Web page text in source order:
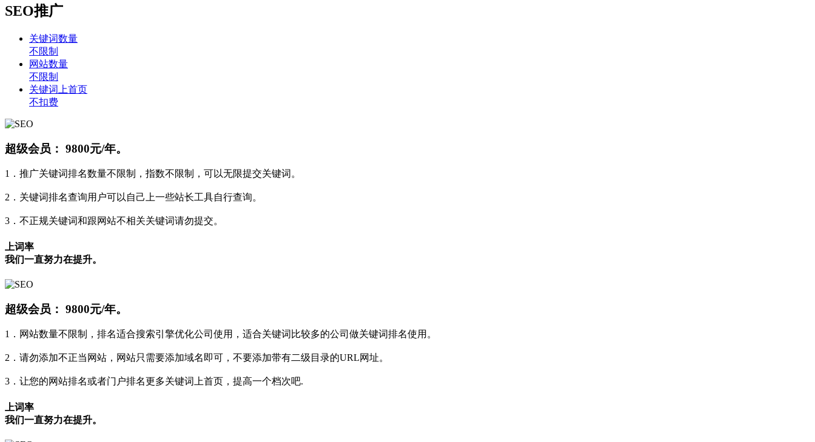
SEO推广
关键词数量
不限制
网站数量
不限制
关键词上首页
不扣费
超级会员： 9800元/年。
1．推广关键词排名数量不限制，指数不限制，可以无限提交关键词。
2．关键词排名查询用户可以自己上一些站长工具自行查询。
3．不正规关键词和跟网站不相关关键词请勿提交。
上词率
我们一直努力在提升。
超级会员： 9800元/年。
1．网站数量不限制，排名适合搜索引擎优化公司使用，适合关键词比较多的公司做关键词排名使用。
2．请勿添加不正当网站，网站只需要添加域名即可，不要添加带有二级目录的URL网址。
3．让您的网站排名或者门户排名更多关键词上首页，提高一个档次吧.
上词率
我们一直努力在提升。